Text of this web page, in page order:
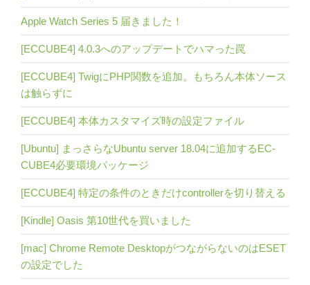
Apple Watch Series 5 届きました！
[ECCUBE4] 4.0.3へのアップデートでハマった罠
[ECCUBE4] TwigにPHP関数を追加。もちろん本体ソース
は触らずに
[ECCUBE4] 本体カスタマイズ時の設定ファイル
[Ubuntu] まっさらなUbuntu server 18.04に追加するEC-
CUBE4必要環境パッケージ
[ECCUBE4] 特定の条件のときだけcontrollerを切り替える
[Kindle] Oasis 第10世代を買いました
[mac] Chrome Remote DesktopがつながらないのはESET
の設定でした